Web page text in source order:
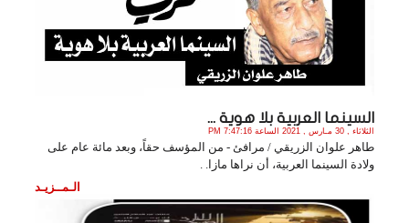
السينما العربية بلا هوية ...
الثلاثاء , 30 مـارس , 2021 الساعة 7:47:16 PM
طاهر علوان الزريقي / مرافئ - من المؤسف حقاً، وبعد مائة عام على
ولادة السينما العربية، أن نراها مازا. .
الـمــزيـد